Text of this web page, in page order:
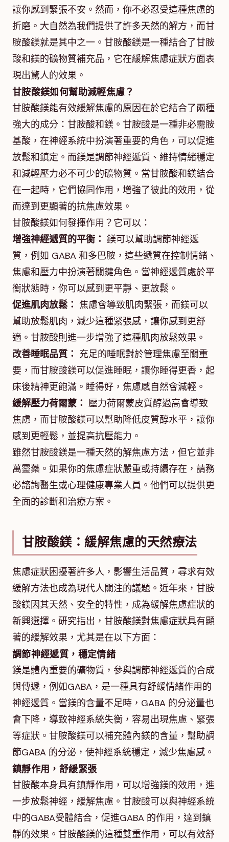
讓你感到緊張不安。然而，你不必忍受這種焦慮的
折磨。大自然為我們提供了許多天然的解方，而甘
胺酸鎂就是其中之一。甘胺酸鎂是一種結合了甘胺
酸和鎂的礦物質補充品，它在緩解焦慮症狀方面表
現出驚人的效果。
甘胺酸鎂如何幫助減輕焦慮？
甘胺酸鎂能有效緩解焦慮的原因在於它結合了兩種
強大的成分：甘胺酸和鎂。甘胺酸是一種非必需胺
基酸，在神經系統中扮演著重要的角色，可以促進
放鬆和鎮定。而鎂是調節神經遞質、維持情緒穩定
和減輕壓力必不可少的礦物質。當甘胺酸和鎂結合
在一起時，它們協同作用，增強了彼此的效用，從
而達到更顯著的抗焦慮效果。
甘胺酸鎂如何發揮作用？它可以：
增強神經遞質的平衡： 鎂可以幫助調節神經遞
質，例如 GABA 和多巴胺，這些遞質在控制情緒、
焦慮和壓力中扮演著關鍵角色。當神經遞質處於平
衡狀態時，你可以感到更平靜、更放鬆。
促進肌肉放鬆： 焦慮會導致肌肉緊張，而鎂可以
幫助放鬆肌肉，減少這種緊張感，讓你感到更舒
適。甘胺酸則進一步增強了這種肌肉放鬆效果。
改善睡眠品質： 充足的睡眠對於管理焦慮至關重
要，而甘胺酸鎂可以促進睡眠，讓你睡得更香，起
床後精神更飽滿。睡得好，焦慮感自然會減輕。
緩解壓力荷爾蒙： 壓力荷爾蒙皮質醇過高會導致
焦慮，而甘胺酸鎂可以幫助降低皮質醇水平，讓你
感到更輕鬆，並提高抗壓能力。
雖然甘胺酸鎂是一種天然的解焦慮方法，但它並非
萬靈藥。如果你的焦慮症狀嚴重或持續存在，請務
必諮詢醫生或心理健康專業人員。他們可以提供更
全面的診斷和治療方案。
甘胺酸鎂：緩解焦慮的天然療法
焦慮症狀困擾著許多人，影響生活品質，尋求有效
緩解方法也成為現代人關注的議題。近年來，甘胺
酸鎂因其天然、安全的特性，成為緩解焦慮症狀的
新興選擇。研究指出，甘胺酸鎂對焦慮症狀具有顯
著的緩解效果，尤其是在以下方面：
調節神經遞質，穩定情緒
鎂是體內重要的礦物質，參與調節神經遞質的合成
與傳遞，例如GABA，是一種具有舒緩情緒作用的
神經遞質。當鎂的含量不足時，GABA 的分泌量也
會下降，導致神經系統失衡，容易出現焦慮、緊張
等症狀。甘胺酸鎂可以補充體內鎂的含量，幫助調
節GABA 的分泌，使神經系統穩定，減少焦慮感。
鎮靜作用，舒緩緊張
甘胺酸本身具有鎮靜作用，可以增強鎂的效用，進
一步放鬆神經，緩解焦慮。甘胺酸可以與神經系統
中的GABA受體結合，促進GABA 的作用，達到鎮
靜的效果。甘胺酸鎂的這種雙重作用，可以有效舒